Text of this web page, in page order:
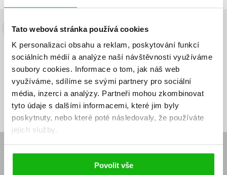
Tato webová stránka používá cookies
K personalizaci obsahu a reklam, poskytování funkcí
sociálních médií a analýze naší návštěvnosti využíváme
soubory cookies. Informace o tom, jak náš web
využíváme, sdílíme se svými partnery pro sociální
média, inzerci a analýzy. Partneři mohou zkombinovat
tyto údaje s dalšími informacemi, které jim byly
poskytnuty, nebo které poté následovaly, že používáte
jejich služby.
Povolit vše
Budete to vědět jako první!
Zajímá Vás, jaký knižní hit právě vychází, na jaké zboží je výhodná
sleva, jaká běží soutěž o ceny? Přihlášením k odběru našich e-
mailových novineksouhlasíte se zpracováním osobních údajů
Vaše e-
mailová
adresa
Vaše e-
mailová
adresa
Vaše e-mailová adresa Přihlásit se
E-SHOP
Knižní novinky